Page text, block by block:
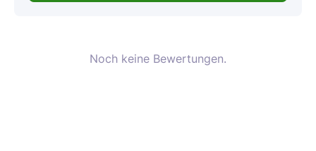
Noch keine Bewertungen.